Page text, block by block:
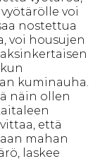
voi
nostettua
voi housujen
kuminauha.
näin ollen
että
mahan
laskee